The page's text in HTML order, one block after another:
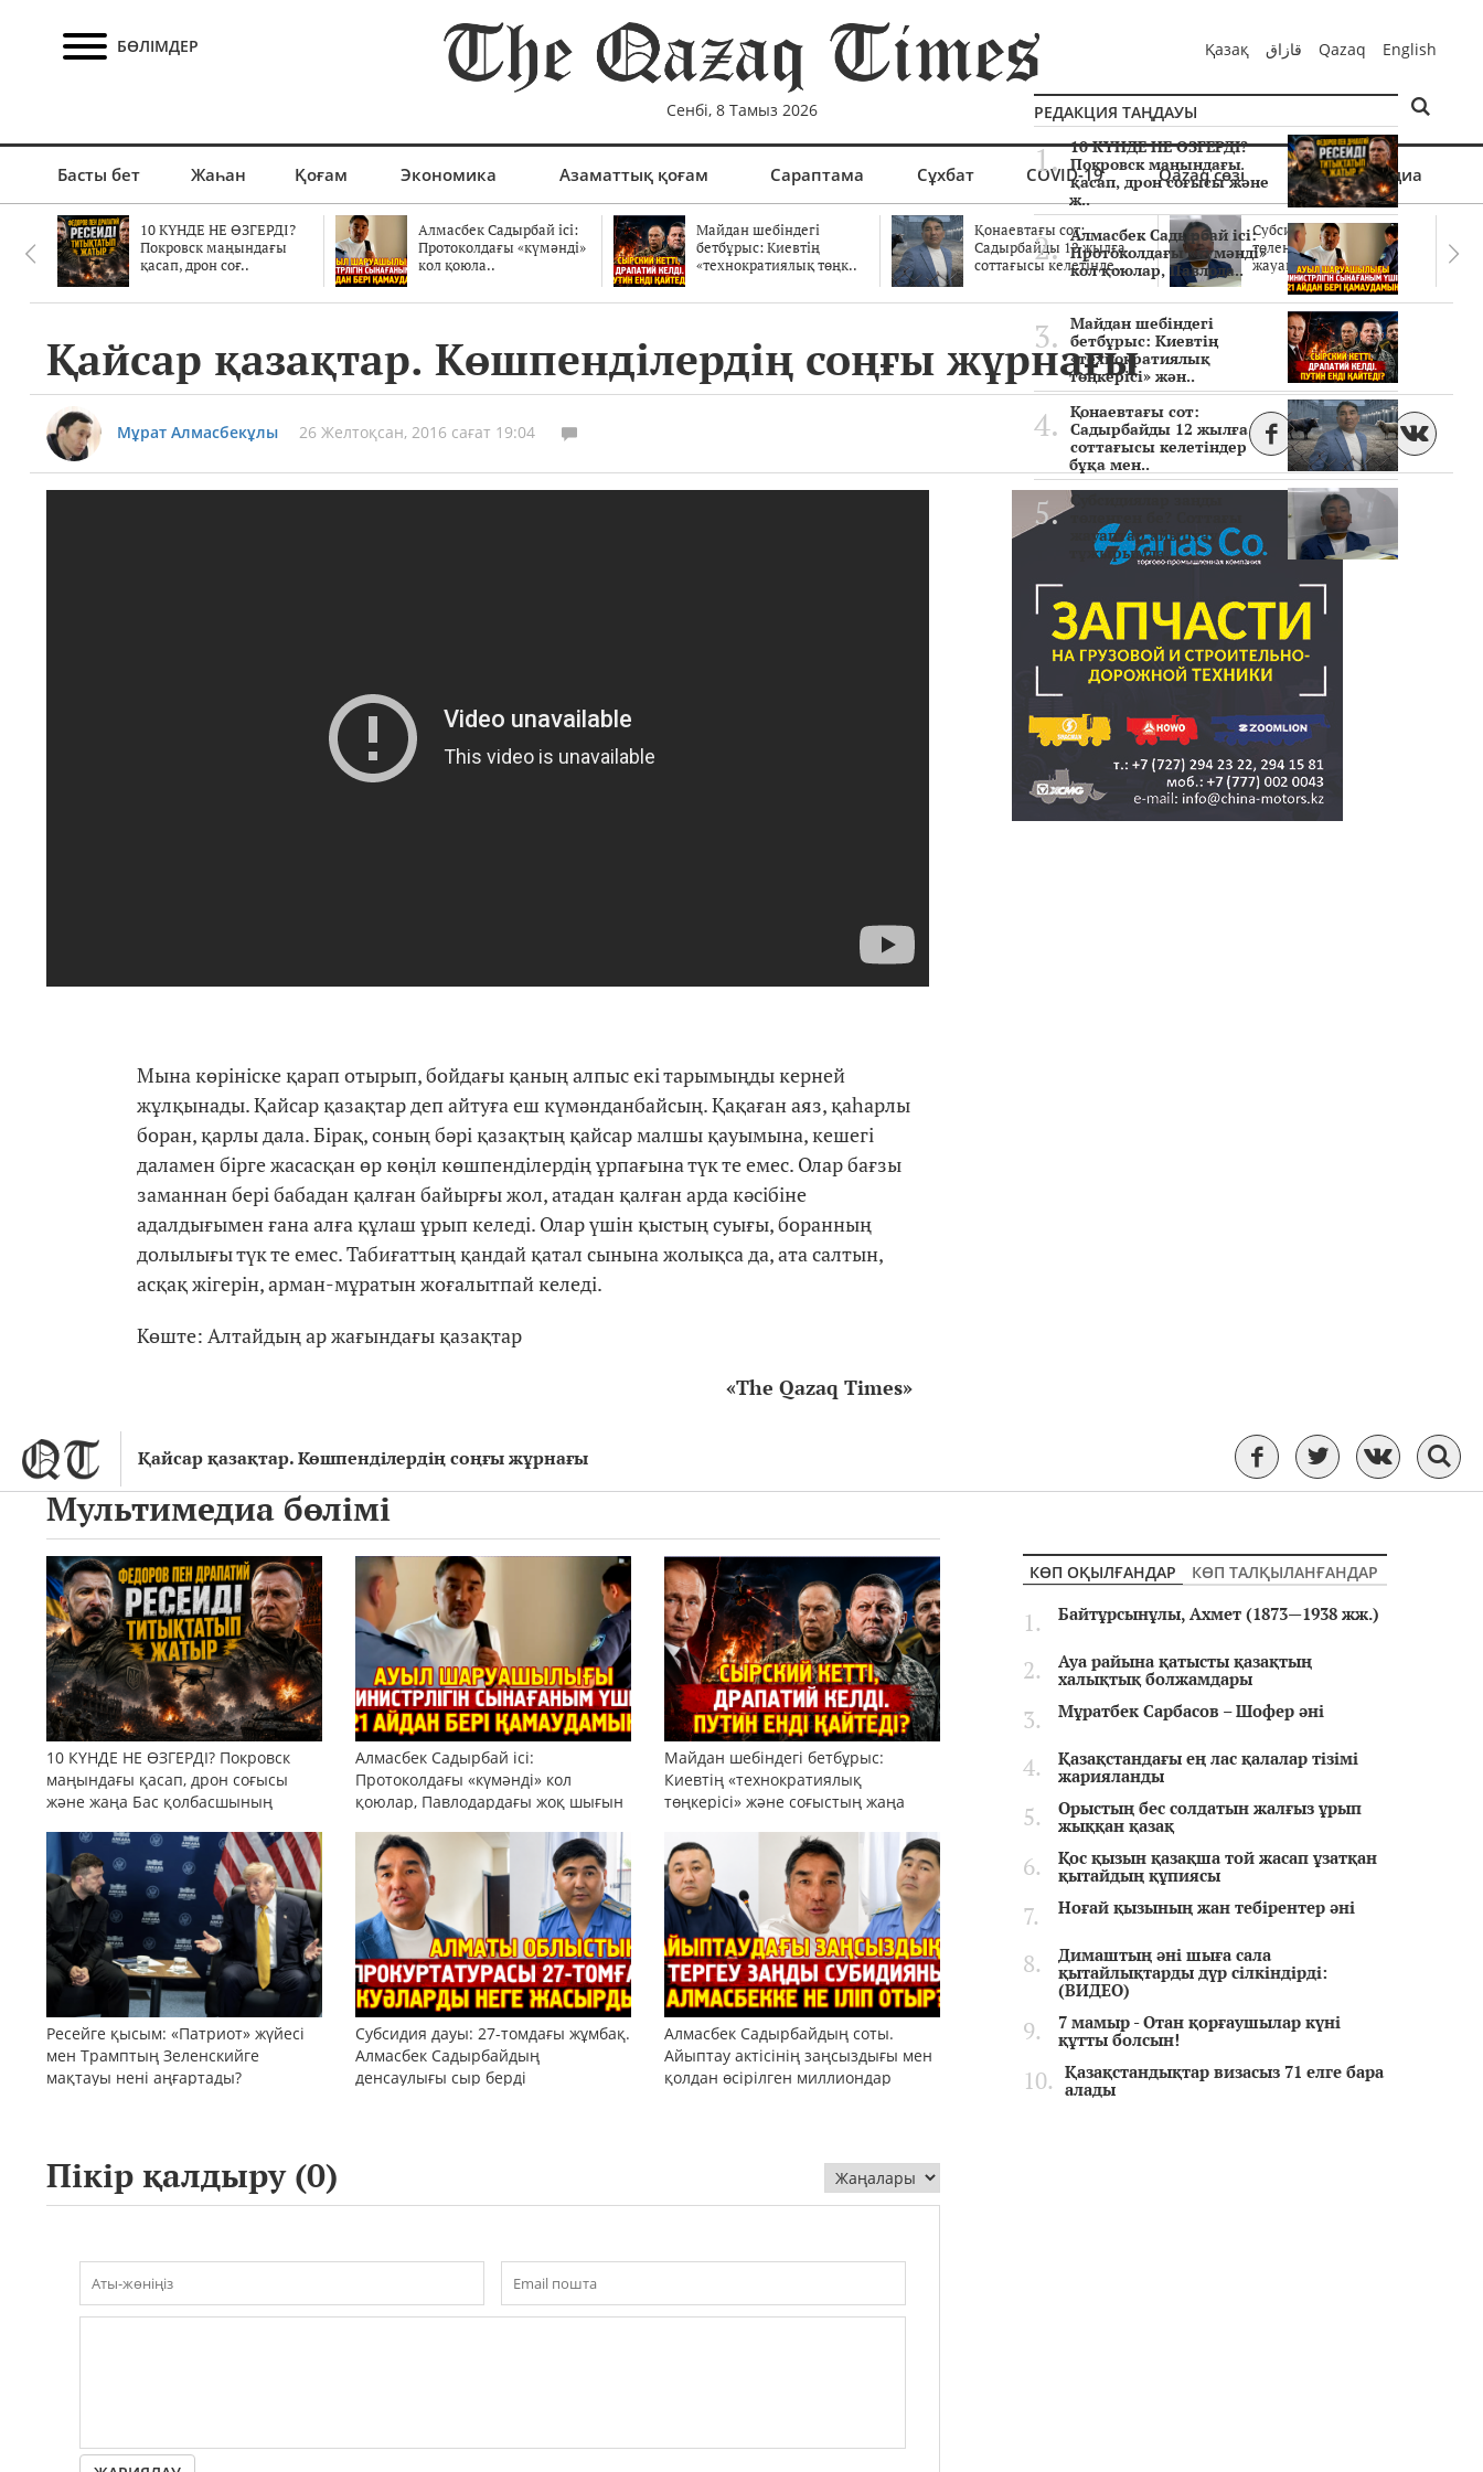
БӨЛІМДЕР
Сенбі, 8 Тамыз 2026
Қазақ قازاق Qazaq English
Басты бет Жаһан Қоғам Экономика Азаматтық қоғам Сараптама Сұхбат COVID-19 Qazaq сөзі Мультимедиа
10 КҮНДЕ НЕ ӨЗГЕРДІ?
Покровск маңындағы
қасап, дрон соғ..
Алмасбек Садырбай ісі:
Протоколдағы «күмәнді»
кол қоюла..
Майдан шебіндегі
бетбұрыс: Киевтің
«технократиялық төңк..
Қонаевтағы сот:
Садырбайды 12 жылға
соттағысы келетінде..
Субсидиялар заңды
төленген бе? Соттағы
жауаптар айыптау..
Қайсар қазақтар. Көшпенділердің соңғы жұрнағы
Қайсар қазақтар. Көшпенділердің соңғы жұрнағы
Мұрат Алмасбекұлы 26 Желтоқсан, 2016 сағат 19:04
Мына көрініске қарап отырып, бойдағы қаның алпыс екі тарымыңды керней
жұлқынады. Қайсар қазақтар деп айтуға еш күмәнданбайсың. Қақаған аяз, қаһарлы
боран, қарлы дала. Бірақ, соның бәрі қазақтың қайсар малшы қауымына, кешегі
даламен бірге жасасқан өр көңіл көшпенділердің ұрпағына түк те емес. Олар бағзы
заманнан бері бабадан қалған байырғы жол, атадан қалған арда кәсібіне
адалдығымен ғана алға құлаш ұрып келеді. Олар үшін қыстың суығы, боранның
долылығы түк те емес. Табиғаттың қандай қатал сынына жолықса да, ата салтын,
асқақ жігерін, арман-мұратын жоғалытпай келеді.
Көште: Алтайдың ар жағындағы қазақтар
«The Qazaq Times»
РЕДАКЦИЯ ТАҢДАУЫ
10 КҮНДЕ НЕ ӨЗГЕРДІ?
Покровск маңындағы
қасап, дрон соғысы және
ж..
Алмасбек Садырбай ісі:
Протоколдағы «күмәнді»
кол қоюлар, Павлода..
Майдан шебіндегі
бетбұрыс: Киевтің
«технократиялық
төңкерісі» жән..
Қонаевтағы сот:
Садырбайды 12 жылға
соттағысы келетіндер
бұқа мен..
Субсидиялар заңды
жауаптар айыптау
тұжырымда..
Мультимедиа бөлімі
10 КҮНДЕ НЕ ӨЗГЕРДІ? Покровск
маңындағы қасап, дрон соғысы
және жаңа Бас қолбасшының
Алмасбек Садырбай ісі:
Протоколдағы «күмәнді» кол
қоюлар, Павлодардағы жоқ шығын
Майдан шебіндегі бетбұрыс:
Киевтің «технократиялық
төңкерісі» және соғыстың жаңа
Ресейге қысым: «Патриот» жүйесі
мен Трамптың Зеленскийге
мақтауы нені аңғартады?
Субсидия дауы: 27-томдағы жұмбақ.
Алмасбек Садырбайдың
денсаулығы сыр берді
Алмасбек Садырбайдың соты.
Айыптау актісінің заңсыздығы мен
қолдан өсірілген миллиондар
Пікір қалдыру (0)
КӨП ОҚЫЛҒАНДАР
КӨП ТАЛҚЫЛАНҒАНДАР
Байтұрсынұлы, Ахмет (1873—1938 жж.)
Ауа райына қатысты қазақтың
халықтық болжамдары
Мұратбек Сарбасов – Шофер әні
Қазақстандағы ең лас қалалар тізімі
жарияланды
Орыстың бес солдатын жалғыз ұрып
жыққан қазақ
Қос қызын қазақша той жасап ұзатқан
қытайдың құпиясы
Ноғай қызының жан тебірентер әні
Димаштың әні шыға сала
қытайлықтарды дүр сілкіндірді:
(ВИДЕО)
7 мамыр - Отан қорғаушылар күні
құтты болсын!
Қазақстандықтар визасыз 71 елге бара
алады